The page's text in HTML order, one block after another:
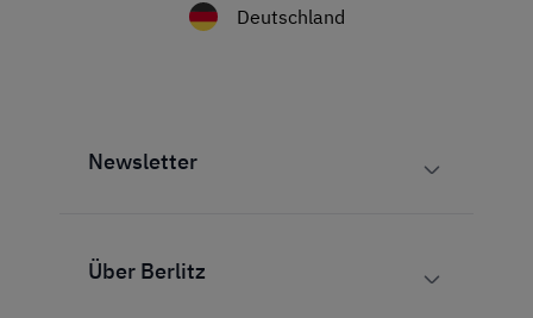
Deutschland
Newsletter
Über Berlitz